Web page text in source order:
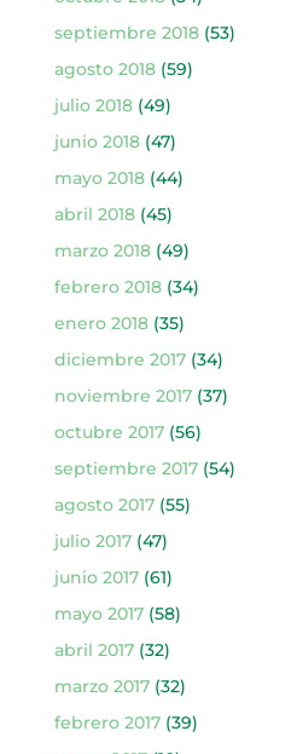
septiembre 2018(53)
agosto 2018(59)
julio 2018(49)
junio 2018(47)
mayo 2018(44)
abril 2018(45)
marzo 2018(49)
febrero 2018(34)
enero 2018(35)
diciembre 2017(34)
noviembre 2017(37)
octubre 2017(56)
septiembre 2017(54)
agosto 2017(55)
julio 2017(47)
junio 2017(61)
mayo 2017(58)
abril 2017(32)
marzo 2017(32)
febrero 2017(39)